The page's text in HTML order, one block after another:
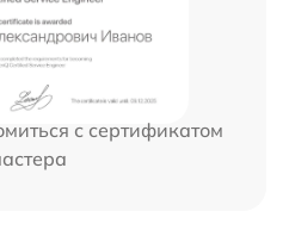
с сертификатом